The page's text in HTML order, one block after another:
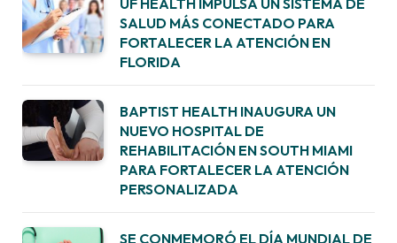
SALUD MÁS CONECTADO PARA
FORTALECER LA ATENCIÓN EN
FLORIDA
BAPTIST HEALTH INAUGURA UN
NUEVO HOSPITAL DE
REHABILITACIÓN EN SOUTH MIAMI
PARA FORTALECER LA ATENCIÓN
PERSONALIZADA
SE CONMEMORÓ EL DÍA MUNDIAL DE